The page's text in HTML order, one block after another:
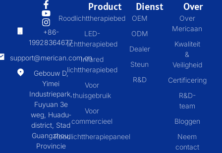
+86-
19928364677
support@merican.com.cn
Gebouw D,
Yimei
Industriepark,
Fuyuan 3e
weg, Huadu-
district, Stad
Guangzhou,
Provincie
Product
Roodlichttherapiebed
LED-
lichttherapiebed
Infared
lichttherapiebed
Voor
thuisgebruik
Voor
commercieel
Roodlichttherapiepaneel
Dienst
OEM
ODM
Dealer
Steun
R&D
Over
Over
Mericaan
Kwaliteit
&
Veiligheid
Certificering
R&D-
team
Bloggen
Neem
contact